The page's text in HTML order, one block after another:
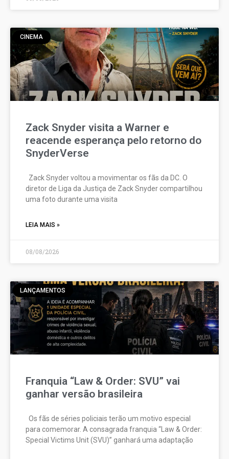
CINEMA
Zack Snyder visita a Warner e
reacende esperança pelo retorno do
SnyderVerse
Zack Snyder voltou a movimentar os fãs da DC. O
diretor de Liga da Justiça de Zack Snyder compartilhou
uma foto durante uma visita
LEIA MAIS »
08/08/2026
LANÇAMENTOS
Franquia “Law & Order: SVU” vai
ganhar versão brasileira
Os fãs de séries policiais terão um motivo especial
para comemorar. A consagrada franquia “Law & Order:
Special Victims Unit (SVU)” ganhará uma adaptação